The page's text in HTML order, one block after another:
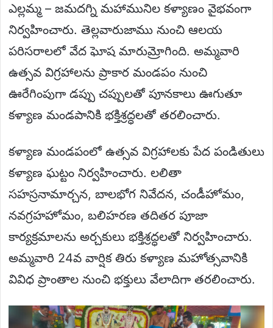
ఎల్లమ్మ – జమదగ్ని మహామునిల కళ్యాణం వైభవంగా
నిర్వహించారు. తెల్లవారుజాము నుంచి ఆలయ
పరిసరాలలో వేద ఘోష మారుమ్రోగింది. అమ్మవారి
ఉత్సవ విగ్రహాలను ప్రాకార మండపం నుంచి
ఊరేగింపుగా డప్పు చప్పులతో పూనకాలు ఊగుతూ
కళ్యాణ మండపానికి భక్తిశ్రద్ధలతో తరలించారు.
కళ్యాణ మండపంలో ఉత్సవ విగ్రహాలకు పేద పండితులు
కళ్యాణ ఘట్టం నిర్వహించారు. లలితా
సహస్రనామార్చన, బాలభోగ నివేదన, చండీహోమం,
నవగ్రహహోమం, బలిహరణ తదితర పూజా
కార్యక్రమాలను అర్చకులు భక్తిశ్రద్ధలతో నిర్వహించారు.
అమ్మవారి 24వ వార్షిక తిరు కళ్యాణ మహోత్సవానికి
వివిధ ప్రాంతాల నుంచి భక్తులు వేలాదిగా తరలించారు.